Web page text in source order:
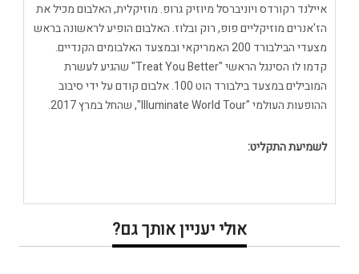
איילנד רקורדס ויוניברסל מיוזיק גרופ. מוזיקלית, האלבום מכיל את
הז'אנרים מוזיקליים פופ, רוק ובלוז. האלבום הופיע לראשונה בראש
מצעדי הבילבורד 200 האמריקאי ובמצעד האלבומים הקנדיים.
קדמו לו הסינגל הראשי "Treat You Better" שהגיע לעשרת
המובילים במצעד בילבורד הוט 100. אלבום קודם על ידי סיבוב
ההופעות העולמי "Illuminate World Tour", שהחל במרץ 2017.
לשמיעת התקליט:
אולי יעניין אותך גם?